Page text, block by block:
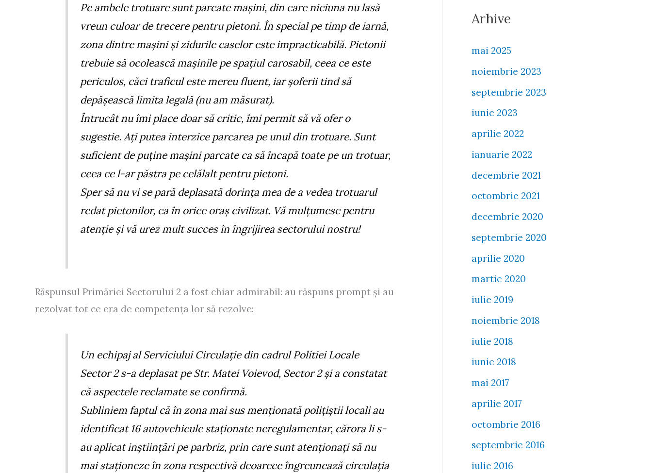
Pe ambele trotuare sunt parcate mașini, din care niciuna nu lasă
vreun culoar de trecere pentru pietoni. În special pe timp de iarnă,
zona dintre mașini și zidurile caselor este impracticabilă. Pietonii
trebuie să ocolească mașinile pe spațiul carosabil, ceea ce este
periculos, căci traficul este mereu fluent, iar șoferii tind să
depășească limita legală (nu am măsurat).
Întrucât nu îmi place doar să critic, îmi permit să vă ofer o
sugestie. Ați putea interzice parcarea pe unul din trotuare. Sunt
suficient de puține mașini parcate ca să încapă toate pe un trotuar,
ceea ce l-ar păstra pe celălalt pentru pietoni.
Sper să nu vi se pară deplasată dorința mea de a vedea trotuarul
redat pietonilor, ca în orice oraș civilizat. Vă mulțumesc pentru
atenție și vă urez mult succes în îngrijirea sectorului nostru!
Răspunsul Primăriei Sectorului 2 a fost chiar admirabil: au răspuns prompt și au
rezolvat tot ce era de competența lor să rezolve:
Un echipaj al Serviciului Circulație din cadrul Politiei Locale
Sector 2 s-a deplasat pe Str. Matei Voievod, Sector 2 și a constatat
că aspectele reclamate se confirmă.
Subliniem faptul că în zona mai sus menționată polițiștii locali au
identificat 16 autovehicule staționate neregulamentar, cărora li s-
au aplicat inștiințări pe parbriz, prin care sunt atenționați să nu
mai staționeze în zona respectivă deoarece îngreunează circulația
Arhive
mai 2025
noiembrie 2023
septembrie 2023
iunie 2023
aprilie 2022
ianuarie 2022
decembrie 2021
octombrie 2021
decembrie 2020
septembrie 2020
aprilie 2020
martie 2020
iulie 2019
noiembrie 2018
iulie 2018
iunie 2018
mai 2017
aprilie 2017
octombrie 2016
septembrie 2016
iulie 2016